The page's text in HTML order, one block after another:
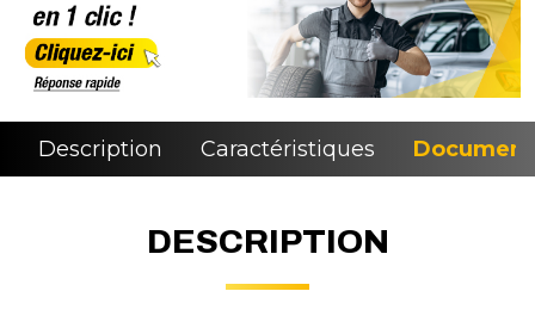
Description Caractéristiques
DESCRIPTION